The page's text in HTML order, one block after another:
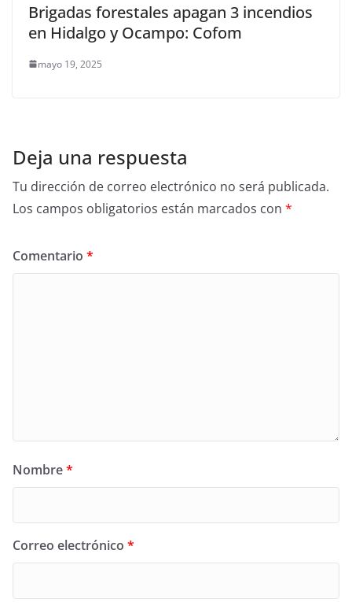
Brigadas forestales apagan 3 incendios
en Hidalgo y Ocampo: Cofom
mayo 19, 2025
Deja una respuesta
Tu dirección de correo electrónico no será publicada.
Los campos obligatorios están marcados con *
Comentario *
Nombre*
Correo electrónico *